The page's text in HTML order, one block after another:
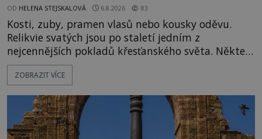
OD HELENA STEJSKALOVÁ 6.8.2026 83
Kosti, zuby, pramen vlasů nebo kousky oděvu.
Relikvie svatých jsou po staletí jedním z
nejcennějších pokladů křesťanského světa. Některé
mají pečlivě doloženou historii, jiné provází
záhady, krádeže i nečekané objevy. Jejich osudy
o skutečné historické události. Ve středověké
Evropě mají relikvie mimořádnou hodnotu. Nejsou
jen předmětem úcty
ZOBRAZIT VÍCE